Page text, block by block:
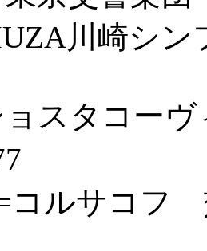
川崎シン
ョスタコー
コルサコフ